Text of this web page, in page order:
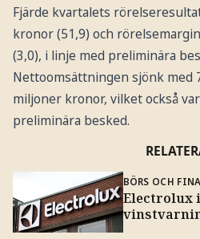
Fjärde kvartalets
kronor (51,9) och
(3,0), i linje med preliminära
Nettoomsättningen sjönk med
miljoner kronor, vilket också
preliminära besked.
BÖRS OCH
Electrolux